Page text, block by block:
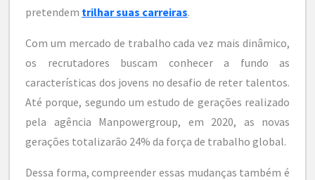
pretendem trilhar suas carreiras.
Com um mercado de trabalho cada vez mais dinâmico,
os recrutadores buscam conhecer a fundo as
características dos jovens no desafio de reter talentos.
Até porque, segundo um estudo de gerações realizado
pela agência Manpowergroup, em 2020, as novas
gerações totalizarão 24% da força de trabalho global.
Dessa forma, compreender essas mudanças também é